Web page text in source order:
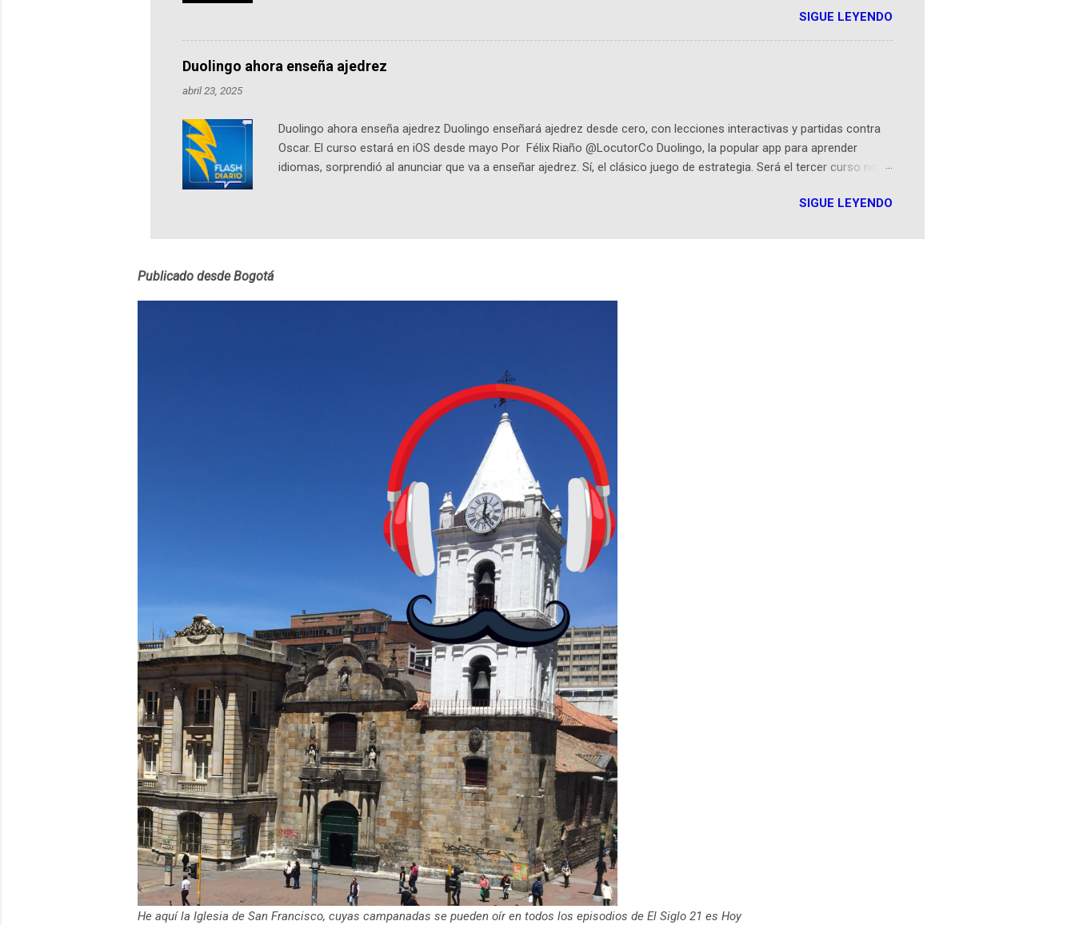
podcast, de dónde viene "la fuerza poderosa", del relato viviente que encarna una joven librera de Barichara y de
nuestro protagonista: un personaje de gabán y sombrero que parecía sacado directamente de una novela de espías
Notas del episodio: -La colección Ricardo Espinosa: los cómics, las novelas y los libros reunidos por Richi hoy se
pueden consultar en la Biblioteca Luis Ángel Arango ¡Síguenos en nuestras Redes Sociales! Facebook:
SIGUE LEYENDO
Duolingo ahora enseña ajedrez
abril 23, 2025
Duolingo ahora enseña ajedrez Duolingo enseñará ajedrez desde cero, con lecciones interactivas y partidas contra
Oscar. El curso estará en iOS desde mayo Por Félix Riaño @LocutorCo Duolingo, la popular app para aprender
idiomas, sorprendió al anunciar que va a enseñar ajedrez. Sí, el clásico juego de estrategia. Será el tercer curso no
estará disponible primero en inglés. Los usuarios aprenderán desde lo más básico, como mover un alfil, hasta jugar
personajes simpáticos y ayudas visuales. ¿Será posible que una app que antes nos enseñó francés, ahora nos
SIGUE LEYENDO
Publicado desde Bogotá
He aquí la Iglesia de San Francisco, cuyas campanadas se pueden oír en todos los episodios de El Siglo 21 es Hoy